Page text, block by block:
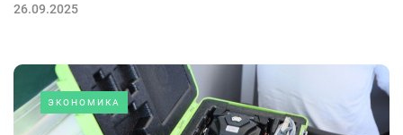
26.09.2025
ЭКОНОМИКА